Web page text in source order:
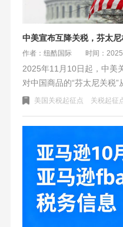
作者：纽酷国际 时间：
2025年11月10日起，中美
对中国商品的“芬太尼关税
的“对等关税”暂停期延长一
免，并暂停征收中国船舶
2026年11月的稳定窗口期
与谈判。
美国关税起征点 关税起征